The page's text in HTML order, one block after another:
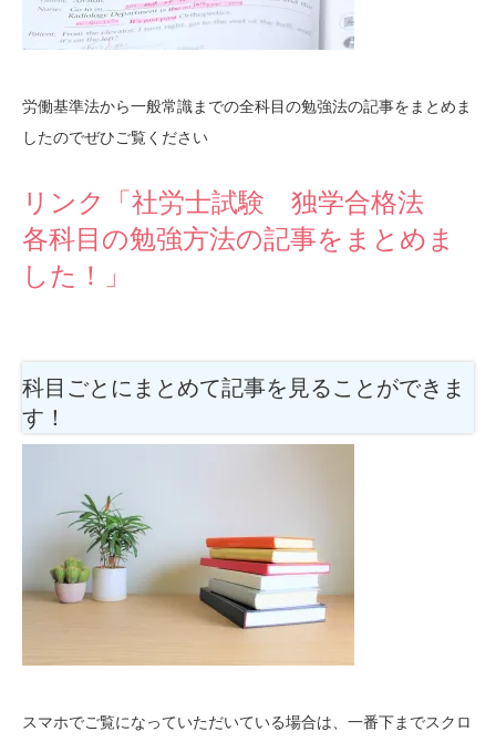
労働基準法から一般常識までの全科目の勉強法の記事をまとめま
したのでぜひご覧ください
リンク「社労士試験 独学合格法
各科目の勉強方法の記事をまとめま
した！」
科目ごとにまとめて記事を見ることができま
す！
スマホでご覧になっていただいている場合は、一番下までスクロ